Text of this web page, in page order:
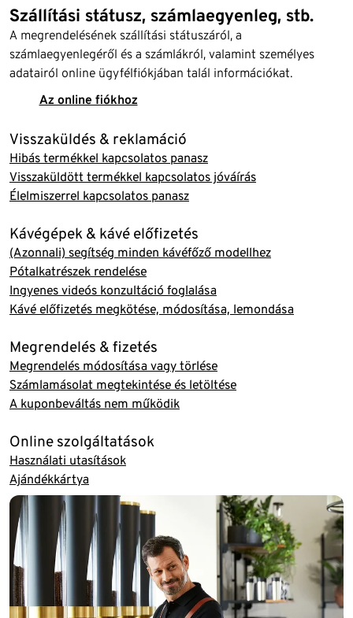
Szállítási státusz, számlaegyenleg, stb.
A megrendelésének szállítási státuszáról, a
számlaegyenlegéről és a számlákról, valamint személyes
adatairól online ügyfélfiókjában talál információkat.
Az online fiókhoz
Visszaküldés & reklamáció
Hibás termékkel kapcsolatos panasz
Visszaküldött termékkel kapcsolatos jóváírás
Élelmiszerrel kapcsolatos panasz
Kávégépek & kávé előfizetés
(Azonnali) segítség minden kávéfőző modellhez
Pótalkatrészek rendelése
Ingyenes videós konzultáció foglalása
Kávé előfizetés megkötése, módosítása, lemondása
Megrendelés & fizetés
Megrendelés módosítása vagy törlése
Számlamásolat megtekintése és letöltése
A kuponbeváltás nem működik
Online szolgáltatások
Használati utasítások
Ajándékkártya